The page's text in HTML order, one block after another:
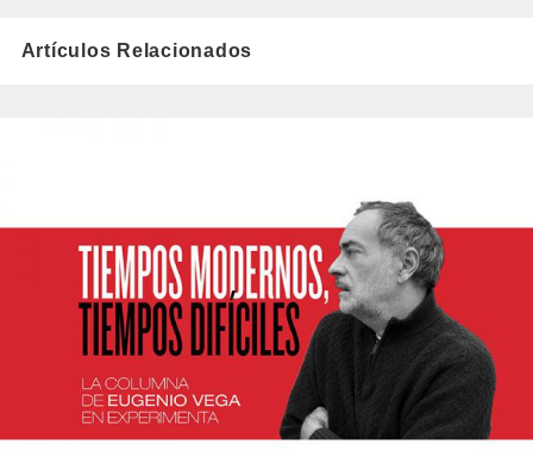
Artículos Relacionados